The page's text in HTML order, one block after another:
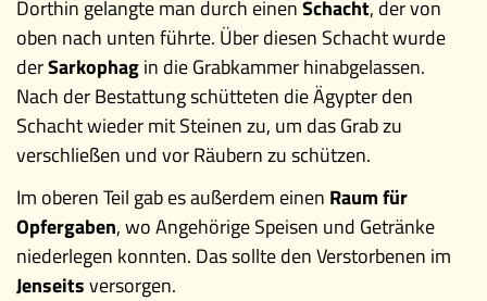
Dorthin gelangte man durch einenSchacht, der von
oben nach unten führte. Über diesen Schacht wurde
derSarkophagin die Grabkammer hinabgelassen.
Nach der Bestattung schütteten die Ägypter den
Schacht wieder mit Steinen zu, um das Grab zu
verschließen und vor Räubern zu schützen.
Im oberen Teil gab es außerdem einen Raum für
Opfergaben, wo Angehörige Speisen und Getränke
niederlegen konnten. Das sollte den Verstorbenen im
Jenseitsversorgen.